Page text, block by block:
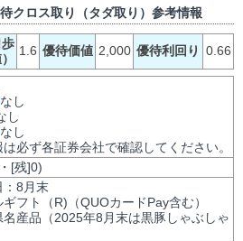
クロス取り（タダ取り）参考情報
1.6 優待価値 2,000 優待利回り 0.66
なし
し
なし
必ず各証券会社で確認してください。
[残]0)
：8月末
フト（R)（QUOカードPay含む）
産品（2025年8月末は黒豚しゃぶしゃ